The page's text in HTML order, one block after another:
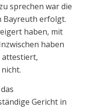
sprechen war die
Bayreuth erfolgt.
haben, mit
haben
attestiert,
Gericht in